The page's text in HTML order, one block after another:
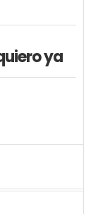
ya